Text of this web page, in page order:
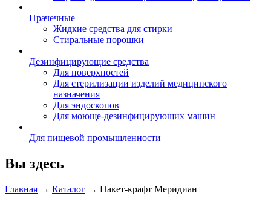
Прачечные
Жидкие средства для стирки
Стиральные порошки
Дезинфицирующие средства
Для поверхностей
Для стерилизации изделий медицинского
назначения
Для эндоскопов
Для моюще-дезинфицирующих машин
Для пищевой промышленности
Вы здесь
Главная → Каталог → Пакет-крафт Меридиан